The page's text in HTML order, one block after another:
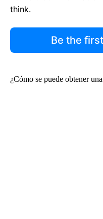
think.
Be the
¿Cómo se puede obtener